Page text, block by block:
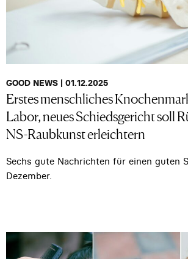
GOOD NEWS | 01.12.2025
Erstes menschliches
Labor, neues Schiedsgericht soll
NS-Raubkunst erleichtern
Sechs gute Nachrichten für einen guten
Dezember.